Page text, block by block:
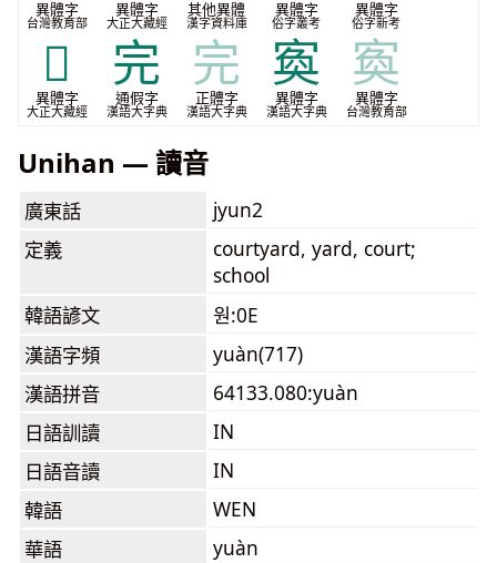
異體字
台灣教育部
異體字
大正大藏經
其他異體
漢字資料庫
異體字
俗字叢考
異體字
俗字新考
𱀊
異體字
大正大藏經
完
通假字
漢語大字典
完
正體字
漢語大字典
寏
異體字
漢語大字典
寏
異體字
台灣教育部
Unihan — 讀音
廣東話
jyun2
定義
courtyard, yard, court;
school
韓語諺文
원:0E
漢語字頻
yuàn(717)
漢語拼音
64133.080:yuàn
日語訓讀
IN
日語音讀
IN
韓語
WEN
華語
yuàn